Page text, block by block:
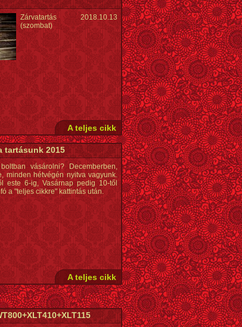
Zárvatartás 2018.10.13
(szombat)
A teljes cikk
tartásunk 2015
vásárolni? Decemberben,
minden hétvégén nyitva vagyunk.
este 6-ig, Vasárnap pedig 10-től
a "teljes cikkre" kattintás után.
A teljes cikk